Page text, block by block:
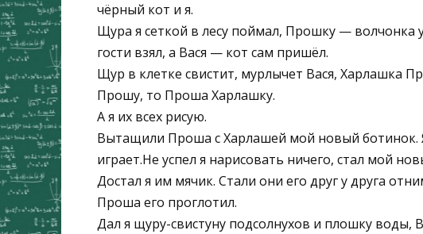
чёрный кот и я.
Щура я сеткой в лесу поймал, Прошку — волчонка
гости взял, а Вася — кот сам пришёл.
Щур в клетке свистит, мурлычет Вася, Харлашка
Прошу, то Проша Харлашку.
А я их всех рисую.
Вытащили Проша с Харлашей мой новый ботинок.
играет.Не успел я нарисовать ничего, стал мой
Достал я им мячик. Стали они его друг у друга
Проша его проглотил.
Дал я щуру-свистуну подсолнухов и плошку